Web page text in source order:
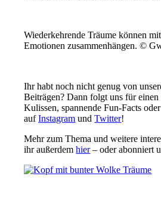
Wiederkehrende Träume können
Emotionen zusammenhängen. ©
Ihr habt noch nicht genug von
Beiträgen? Dann folgt uns für
Kulissen, spannende Fun-Facts
aufInstagram undTwitter!
Mehr zum Thema und weitere
ihr außerdemhier– oder abonniert